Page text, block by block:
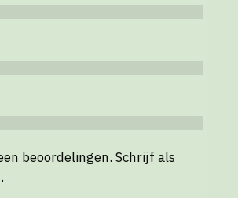
beoordelingen. Schrijf als